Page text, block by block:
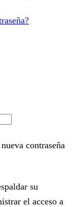
contraseña
su
el acceso a